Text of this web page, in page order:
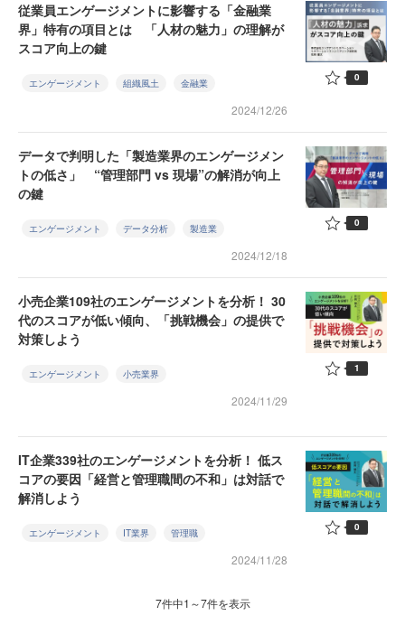
従業員エンゲージメントに影響する「金融業
界」特有の項目とは 「人材の魅力」の理解が
スコア向上の鍵
エンゲージメント 組織風土 金融業
2024/12/26
0
データで判明した「製造業界のエンゲージメン
トの低さ」 “管理部門 vs 現場”の解消が向上
の鍵
エンゲージメント データ分析 製造業
2024/12/18
0
小売企業109社のエンゲージメントを分析！ 30
代のスコアが低い傾向、「挑戦機会」の提供で
対策しよう
エンゲージメント 小売業界
2024/11/29
1
IT企業339社のエンゲージメントを分析！ 低ス
コアの要因「経営と管理職間の不和」は対話で
解消しよう
エンゲージメント IT業界 管理職
2024/11/28
0
7件中1～7件を表示